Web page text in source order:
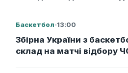
Баскетбол·13:00
Збірна України з
склад на матчі відбору